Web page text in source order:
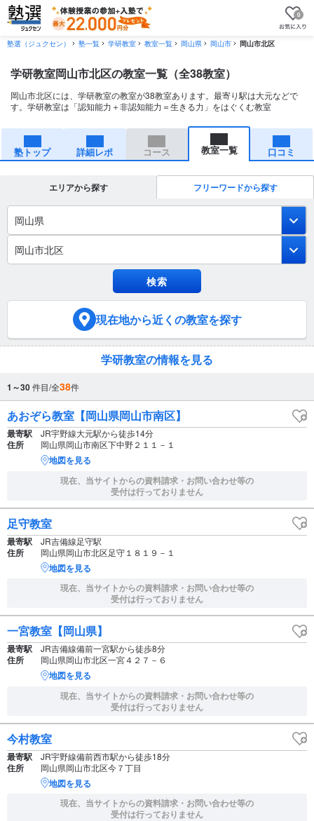
0
塾選（ジュクセン） 塾一覧 学研教室 教室一覧 岡山県 岡山市 岡山市北区
学研教室岡山市北区の教室一覧（全38教室）
岡山市北区には、学研教室の教室が38教室あります。最寄り駅は大元などで
す。学研教室は「認知能力＋非認知能力＝生きる力」をはぐくむ教室
塾トップ 詳細レポ コース 教室一覧 口コミ
エリアから探す フリーワードから探す
岡山県
岡山市北区
現在地から近くの教室を探す
学研教室の情報を見る
1～30件目/全38件
あおぞら教室【岡山県岡山市南区】
最寄駅 JR宇野線大元駅から徒歩14分
住所 岡山県岡山市南区下中野２１１－１
地図を見る
現在、当サイトからの資料請求・お問い合わせ等の
受付は行っておりません
足守教室
最寄駅 JR吉備線足守駅
住所 岡山県岡山市北区足守１８１９－１
地図を見る
現在、当サイトからの資料請求・お問い合わせ等の
受付は行っておりません
一宮教室【岡山県】
最寄駅 JR吉備線備前一宮駅から徒歩8分
住所 岡山県岡山市北区一宮４２７－６
地図を見る
現在、当サイトからの資料請求・お問い合わせ等の
受付は行っておりません
今村教室
最寄駅 JR宇野線備前西市駅から徒歩18分
住所 岡山県岡山市北区今７丁目
地図を見る
現在、当サイトからの資料請求・お問い合わせ等の
受付は行っておりません